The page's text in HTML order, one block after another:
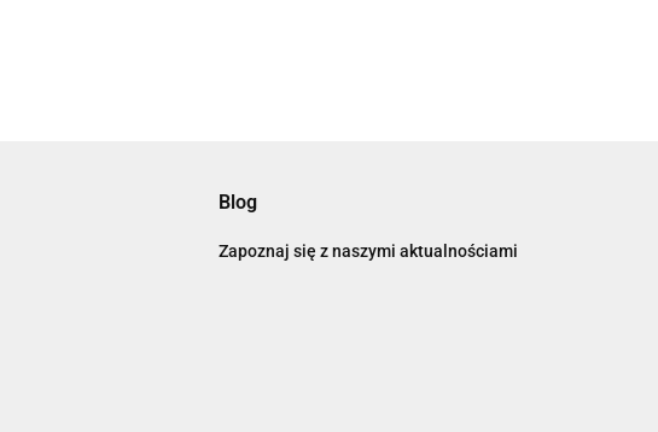
Blog
Zapoznaj się z naszymi aktualnościami